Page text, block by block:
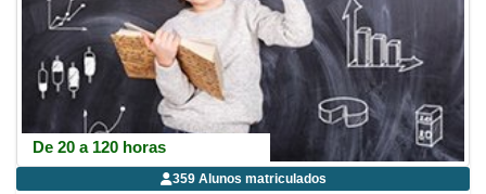
De 20 a 120 horas
359 Alunos matriculados